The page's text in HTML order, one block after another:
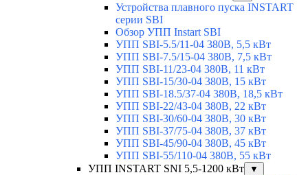
Устройства плавного пуска INSTART
серии SBI
Обзор УПП Instart SBI
УПП SBI-5.5/11-04 380В, 5,5 кВт
УПП SBI-7.5/15-04 380В, 7,5 кВт
УПП SBI-11/23-04 380В, 11 кВт
УПП SBI-15/30-04 380В, 15 кВт
УПП SBI-18.5/37-04 380В, 18,5 кВт
УПП SBI-22/43-04 380В, 22 кВт
УПП SBI-30/60-04 380В, 30 кВт
УПП SBI-37/75-04 380В, 37 кВт
УПП SBI-45/90-04 380В, 45 кВт
УПП SBI-55/110-04 380В, 55 кВт
УПП INSTART SNI 5,5-1200 кВт
▼